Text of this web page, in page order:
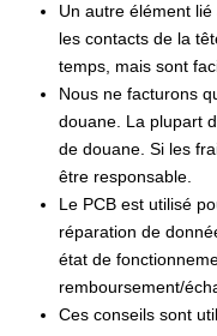
Un autre élément
les contacts de la
temps, mais sont
Nous ne facturons
douane. La plupart
de douane. Si les
être responsable.
Le PCB est utilisé
réparation de
état de
remboursement/
Ces conseils sont